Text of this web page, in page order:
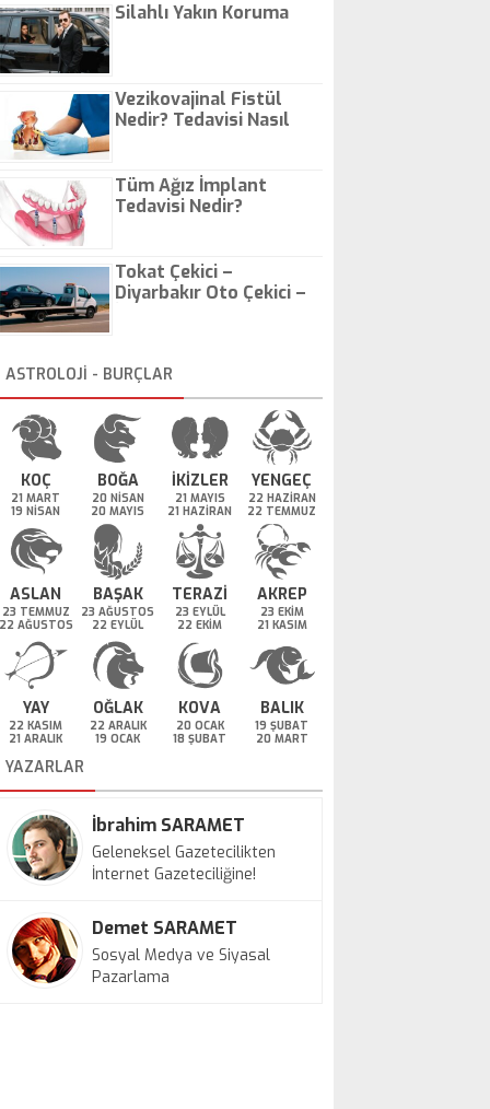
Silahlı Yakın Koruma
Vezikovajinal Fistül
Nedir? Tedavisi Nasıl
Tüm Ağız İmplant
Tedavisi Nedir?
Tokat Çekici –
Diyarbakır Oto Çekici –
ASTROLOJİ - BURÇLAR
KOÇ
21 MART
19 NİSAN
BOĞA
20 NİSAN
20 MAYIS
İKİZLER
21 MAYIS
21 HAZİRAN
YENGEÇ
22 HAZİRAN
22 TEMMUZ
ASLAN
23 TEMMUZ
22 AĞUSTOS
BAŞAK
23 AĞUSTOS
22 EYLÜL
TERAZİ
23 EYLÜL
22 EKİM
AKREP
23 EKİM
21 KASIM
YAY
22 KASIM
21 ARALIK
OĞLAK
22 ARALIK
19 OCAK
KOVA
20 OCAK
18 ŞUBAT
BALIK
19 ŞUBAT
20 MART
YAZARLAR
İbrahim SARAMET
Geleneksel Gazetecilikten
İnternet Gazeteciliğine!
Demet SARAMET
Sosyal Medya ve Siyasal
Pazarlama